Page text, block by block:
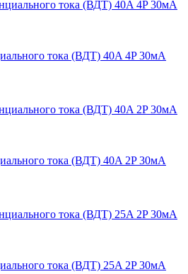
тока (ВДТ) 40A 4P 30мА
тока (ВДТ) 40A 2P 30мА
тока (ВДТ) 25A 2P 30мА